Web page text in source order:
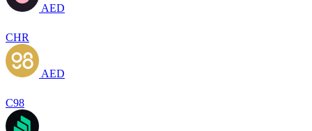
AED
CHR
AED
C98